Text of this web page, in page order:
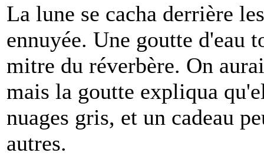
La lune se cacha derrière
ennuyée. Une goutte d'eau
mitre du réverbère. On
mais la goutte expliqua
nuages gris, et un cadeau
autres.